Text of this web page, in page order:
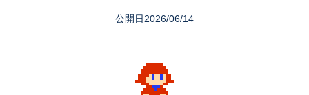
公開日2026/06/14